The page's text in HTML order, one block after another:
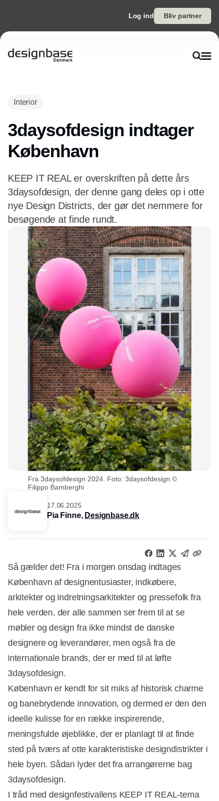
Log ind Bliv partner
Interior
3daysofdesign indtager
København
KEEP IT REAL er overskriften på dette års
3daysofdesign, der denne gang deles op i otte
nye Design Districts, der gør det nemmere for
besøgende at finde rundt.
Fra 3daysofdesign 2024. Foto: 3daysofdesign ©
Filippo Bamberghi
17.06.2025
Pia Finne, Designbase.dk
Så gælder det! Fra i morgen onsdag indtages
København af designentusiaster, indkøbere,
arkitekter og indretningsarkitekter og pressefolk fra
hele verden, der alle sammen ser frem til at se
møbler og design fra ikke mindst de danske
designere og leverandører, men også fra de
internationale brands, der er med til at løfte
3daysofdesign.
København er kendt for sit miks af historisk charme
og banebrydende innovation, og dermed er den den
ideelle kulisse for en række inspirerende,
meningsfulde øjeblikke, der er planlagt til at finde
sted på tværs af otte karakteristiske designdistrikter i
hele byen. Sådan lyder det fra arrangørerne bag
3daysofdesign.
I tråd med designfestivallens KEEP IT REAL-tema